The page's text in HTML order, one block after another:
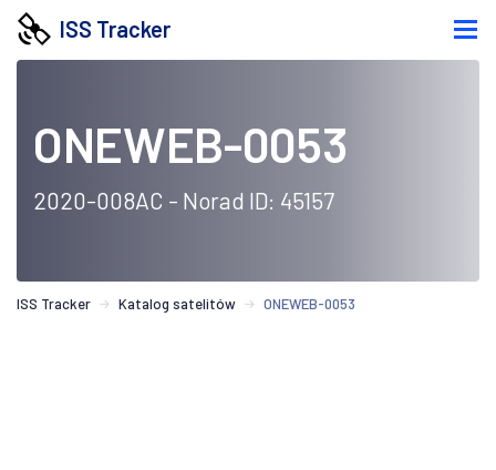
ISS Tracker
ONEWEB-0053
2020-008AC - Norad ID: 45157
ISS Tracker Katalog satelitów ONEWEB-0053